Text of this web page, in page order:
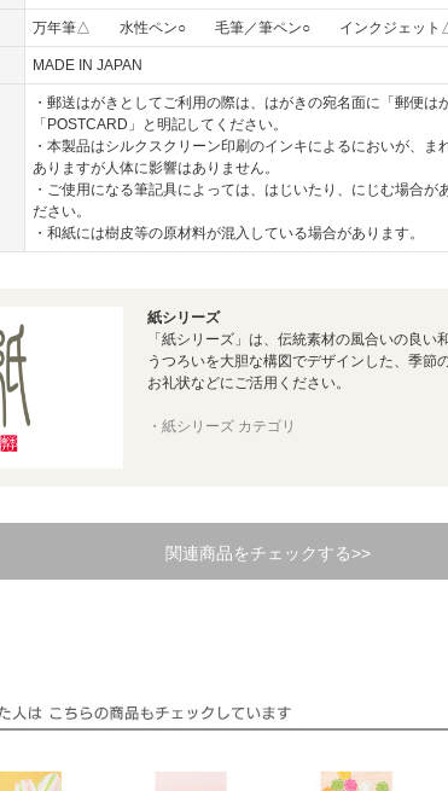
万年筆△ 水性ペン○ 毛筆／筆ペン○ インクジェット
MADE IN JAPAN
・郵送はがきとしてご利用の際は、はがきの宛名面に「郵便は
「POSTCARD」と明記してください。
・本製品はシルクスクリーン印刷のインキによるにおいが、ま
ありますが人体に影響はありません。
・ご使用になる筆記具によっては、はじいたり、にじむ場合が
ださい。
・和紙には樹皮等の原材料が混入している場合があります。
紙シリーズ
「紙シリーズ」は、伝統素材の風合いの良い
うつろいを大胆な構図でデザインした、季節
お礼状などにご活用ください。
・紙シリーズ カテゴリ
関連商品をチェックする>>